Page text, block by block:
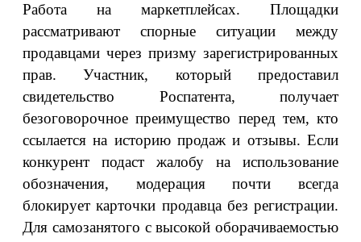
Работа на маркетплейсах. Площадки
рассматривают спорные ситуации между
продавцами через призму зарегистрированных
прав. Участник, который предоставил
свидетельство Роспатента, получает
безоговорочное преимущество перед тем, кто
ссылается на историю продаж и отзывы. Если
конкурент подаст жалобу на использование
обозначения, модерация почти всегда
блокирует карточки продавца без регистрации.
Для самозанятого с высокой оборачиваемостью